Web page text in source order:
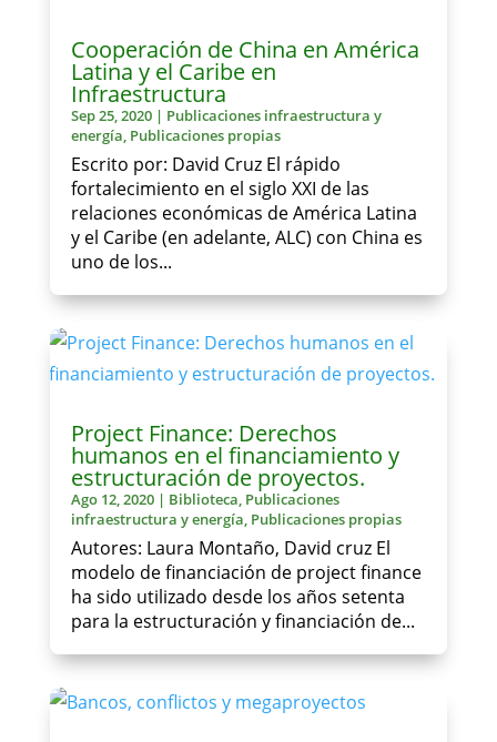
Cooperación de China en América
Latina y el Caribe en
Infraestructura
Sep 25, 2020| Publicaciones infraestructura y
energía, Publicaciones propias
Escrito por: David Cruz El rápido
fortalecimiento en el siglo XXI de las
relaciones económicas de América Latina
y el Caribe (en adelante, ALC) con China es
uno de los...
Project Finance: Derechos
humanos en el financiamiento y
estructuración de proyectos.
Ago 12, 2020| Biblioteca, Publicaciones
infraestructura y energía, Publicaciones propias
Autores: Laura Montaño, David cruz El
modelo de financiación de project finance
ha sido utilizado desde los años setenta
para la estructuración y financiación de...